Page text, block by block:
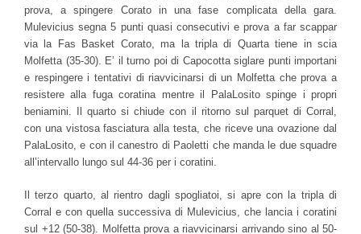
prova, a spingere Corato in una fase complicata della gara.
Mulevicius segna 5 punti quasi consecutivi e prova a far scappar
via la Fas Basket Corato, ma la tripla di Quarta tiene in scia
Molfetta (35-30). E’ il turno poi di Capocotta siglare punti importani
e respingere i tentativi di riavvicinarsi di un Molfetta che prova a
resistere alla fuga coratina mentre il PalaLosito spinge i propri
beniamini. Il quarto si chiude con il ritorno sul parquet di Corral,
con una vistosa fasciatura alla testa, che riceve una ovazione dal
PalaLosito, e con il canestro di Paoletti che manda le due squadre
all’intervallo lungo sul 44-36 per i coratini.
Il terzo quarto, al rientro dagli spogliatoi, si apre con la tripla di
Corral e con quella successiva di Mulevicius, che lancia i coratini
sul +12 (50-38). Molfetta prova a riavvicinarsi arrivando sino al 50-